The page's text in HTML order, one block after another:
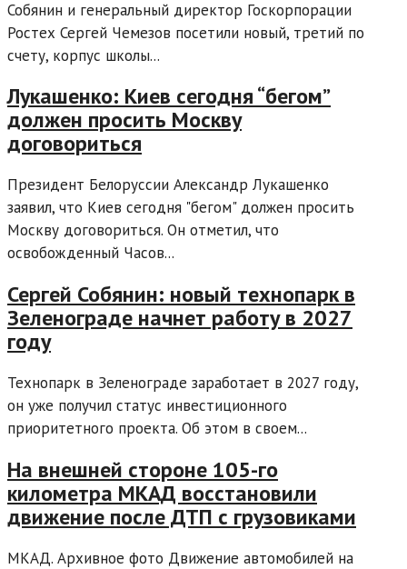
Собянин и генеральный директор Госкорпорации
Ростех Сергей Чемезов посетили новый, третий по
счету, корпус школы...
Лукашенко: Киев сегодня “бегом”
должен просить Москву
договориться
Президент Белоруссии Александр Лукашенко
заявил, что Киев сегодня "бегом" должен просить
Москву договориться. Он отметил, что
освобожденный Часов...
Сергей Собянин: новый технопарк в
Зеленограде начнет работу в 2027
году
Технопарк в Зеленограде заработает в 2027 году,
он уже получил статус инвестиционного
приоритетного проекта. Об этом в своем...
На внешней стороне 105-го
километра МКАД восстановили
движение после ДТП с грузовиками
МКАД. Архивное фото Движение автомобилей на